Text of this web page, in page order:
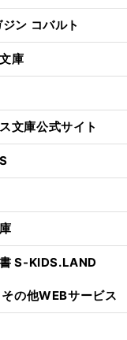
ン コバルト
庫
文庫公式サイト
S-KIDS.LAND
その他WEBサービス